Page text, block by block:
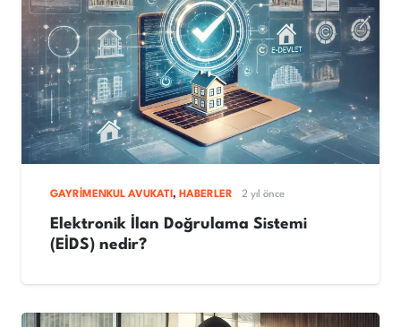
GAYRIMENKUL AVUKATI , HABERLER 2 yıl önce
Elektronik İlan Doğrulama Sistemi
(EİDS) nedir?